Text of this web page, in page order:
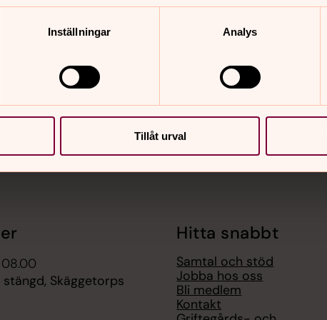
Inställningar Analys
Tillåt urval
stängd, Skäggetorps
Hitta snabbt
Samtal och stöd
Jobba hos oss
Bli medlem
Kontakt